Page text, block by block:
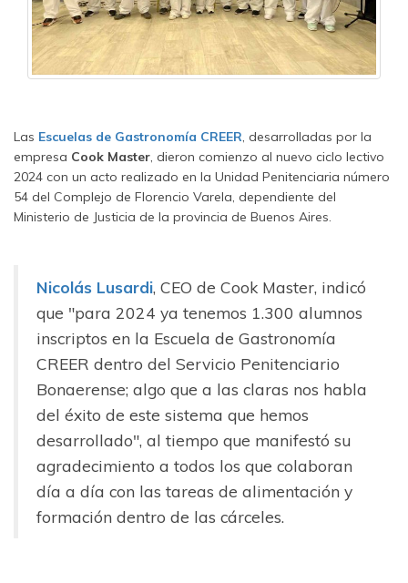
Las Escuelas de Gastronomía CREER , desarrolladas por la
empresa Cook Master , dieron comienzo al nuevo ciclo lectivo
2024 con un acto realizado en la Unidad Penitenciaria número
54 del Complejo de Florencio Varela, dependiente del
Ministerio de Justicia de la provincia de Buenos Aires.
Nicolás Lusardi, CEO de Cook Master, indicó
que "para 2024 ya tenemos 1.300 alumnos
inscriptos en la Escuela de Gastronomía
CREER dentro del Servicio Penitenciario
Bonaerense; algo que a las claras nos habla
del éxito de este sistema que hemos
desarrollado", al tiempo que manifestó su
agradecimiento a todos los que colaboran
día a día con las tareas de alimentación y
formación dentro de las cárceles.